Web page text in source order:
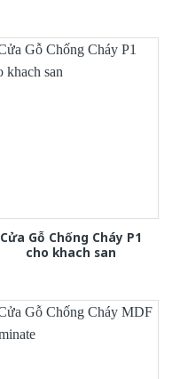
Cửa Gỗ Chống Cháy P1
cho khach san